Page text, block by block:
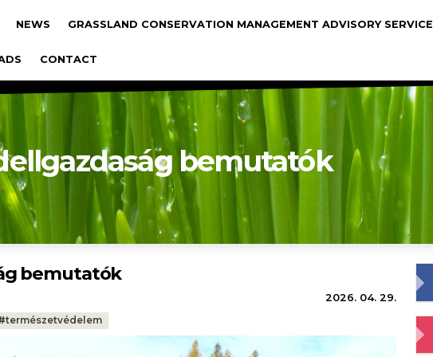
NEWS GRASSLAND CONSERVATION MANAGEMENT ADVISORY SERVICE
CONTACT
bemutatók
bemutatók
2026. 04. 29.
természetvédelem